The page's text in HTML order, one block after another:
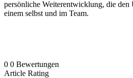
persönliche Weiterentwicklung, die den
einem selbst und im Team.
0 0 Bewertungen
Article Rating